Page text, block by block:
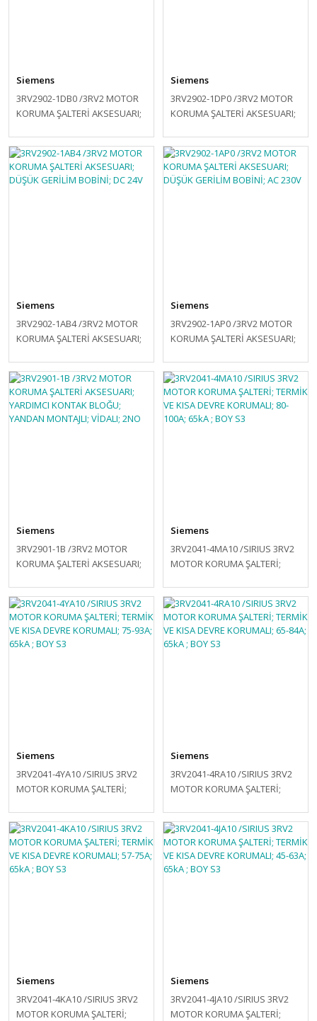
Siemens
3RV2902-1DB0 /3RV2 MOTOR
KORUMA ŞALTERİ AKSESUARI;
Siemens
3RV2902-1DP0 /3RV2 MOTOR
KORUMA ŞALTERİ AKSESUARI;
Siemens
3RV2902-1AB4 /3RV2 MOTOR
KORUMA ŞALTERİ AKSESUARI;
24V
Siemens
3RV2902-1AP0 /3RV2 MOTOR
KORUMA ŞALTERİ AKSESUARI;
230V
Siemens
3RV2901-1B /3RV2 MOTOR
KORUMA ŞALTERİ AKSESUARI;
YANDAN MONTAJLI; VİDALI;
2NO
Siemens
3RV2041-4MA10 /SIRIUS 3RV2
MOTOR KORUMA ŞALTERİ;
KORUMALI; 80-100A; 65kA ;
BOY S3
Siemens
3RV2041-4YA10 /SIRIUS 3RV2
MOTOR KORUMA ŞALTERİ;
KORUMALI; 75-93A; 65kA ; BOY
S3
Siemens
3RV2041-4RA10 /SIRIUS 3RV2
MOTOR KORUMA ŞALTERİ;
KORUMALI; 65-84A; 65kA ; BOY
S3
Siemens
3RV2041-4KA10 /SIRIUS 3RV2
MOTOR KORUMA ŞALTERİ;
Siemens
3RV2041-4JA10 /SIRIUS 3RV2
MOTOR KORUMA ŞALTERİ;